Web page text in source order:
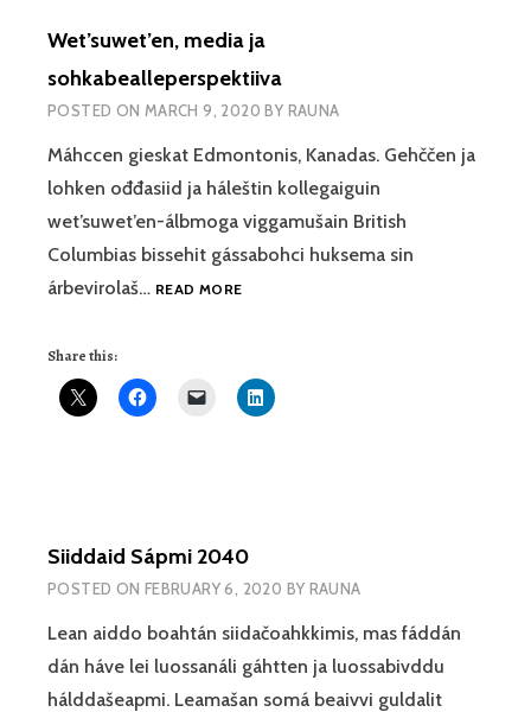
Wet’suwet’en, media ja
sohkabealleperspektiiva
POSTED ON MARCH 9, 2020 BY RAUNA
Máhccen gieskat Edmontonis, Kanadas. Gehččen ja
lohken ođđasiid ja háleštin kollegaiguin
wet’suwet’en-álbmoga viggamušain British
Columbias bissehit gássabohci huksema sin
árbevirolaš… READ MOREWET’SUWET’EN,
Share this:
Siiddaid Sápmi 2040
POSTED ON FEBRUARY 6, 2020 BY RAUNA
Lean aiddo boahtán siidačoahkkimis, mas fáddán
dán háve lei luossanáli gáhtten ja luossabivddu
hálddašeapmi. Leamašan somá beaivvi guldalit